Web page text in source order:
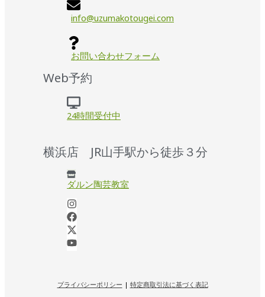
info@uzumakotougei.com
お問い合わせフォーム
Web予約
24時間受付中
横浜店 JR山手駅から徒歩３分
ダルン陶芸教室
プライバシーポリシー | 特定商取引法に基づく表記